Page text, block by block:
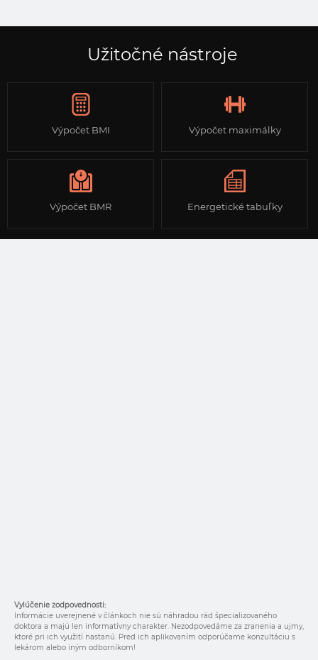
Užitočné nástroje
Výpočet BMI Výpočet maximálky
Výpočet BMR Energetické tabuľky
Vylúčenie zodpovednosti:
Informácie uverejnené v článkoch nie sú náhradou rád špecializovaného
doktora a majú len informatívny charakter. Nezodpovedáme za zranenia a ujmy,
ktoré pri ich využití nastanú. Pred ich aplikovaním odporúčame konzultáciu s
lekárom alebo iným odborníkom!